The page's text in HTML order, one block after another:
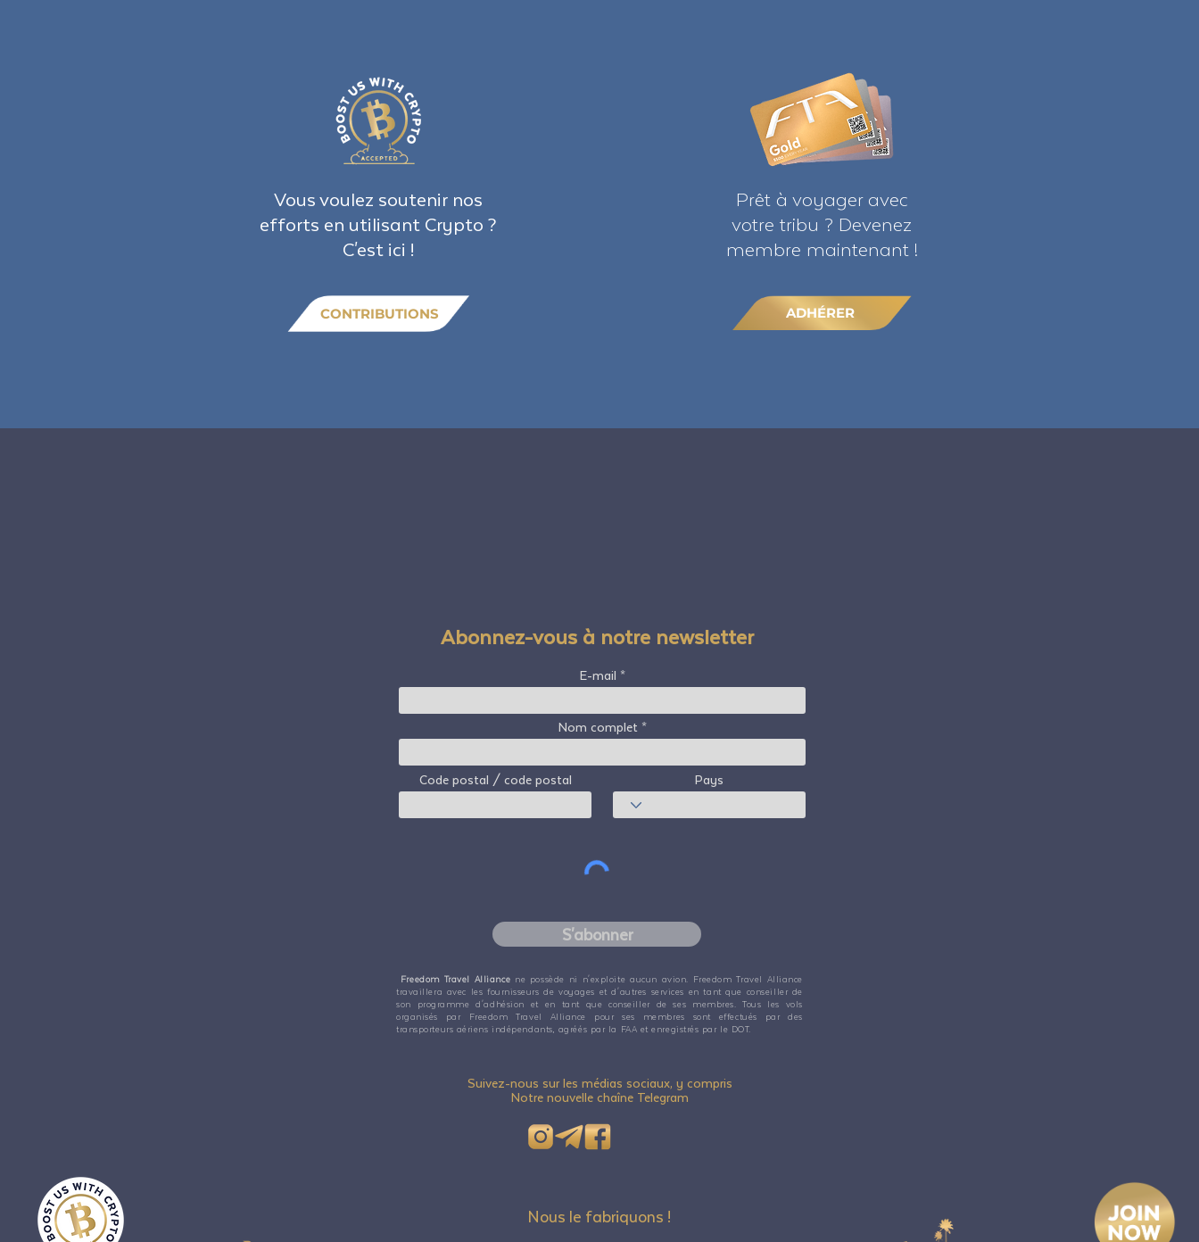
Vous voulez soutenir nos
efforts en utilisant Crypto ?
C'est ici !
CONTRIBUTIONS
Prêt à voyager avec
votre tribu ? Devenez
membre maintenant !
ADHÉRER
Abonnez-vous à notre newsletter
E-mail
Nom complet
Code postal / code postal Pays
S'abonner
Freedom Travel Alliance ne possède ni n'exploite aucun avion. Freedom Travel Alliance
travaillera avec les fournisseurs de voyages et d'autres services en tant que conseiller de
son programme d'adhésion et en tant que conseiller de ses membres. Tous les vols
organisés par Freedom Travel Alliance pour ses membres sont effectués par des
transporteurs aériens indépendants, agréés par la FAA et enregistrés par le DOT.
Suivez-nous sur les médias sociaux, y compris
Notre nouvelle chaîne Telegram
Nous le fabriquons !